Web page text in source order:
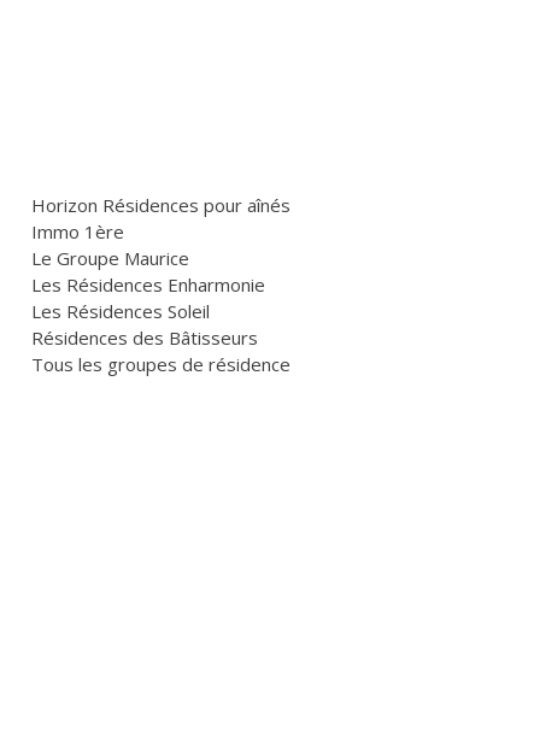
Horizon Résidences pour aînés
Immo 1ère
Le Groupe Maurice
Les Résidences Enharmonie
Les Résidences Soleil
Résidences des Bâtisseurs
Tous les groupes de résidence